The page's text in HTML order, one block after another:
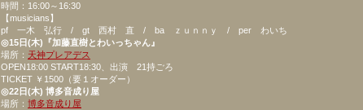
時間：16:00～16:30
【musicians】
pf 一木 弘行 / gt 西村 直 / ba ｚｕｎｎｙ / per わいち
◎15日(木)『加藤直樹とわいっちゃん』
場所： 天神プレアデス
OPEN18:00 START18:30、出演 21持ごろ
TICKET ￥1500（要１オーダー）
◎22日(木) 博多音成り屋
場所： 博多音成り屋